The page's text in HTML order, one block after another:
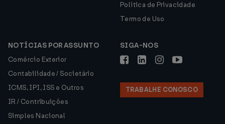
Política de Privacidade
Termo de Uso
NOTÍCIAS POR ASSUNTO
Comércio Exterior
Contabilidade / Societário
ICMS, IPI, ISS e Outros
IR / Contribuições
Simples Nacional
SIGA-NOS
TRABALHE CONOSCO